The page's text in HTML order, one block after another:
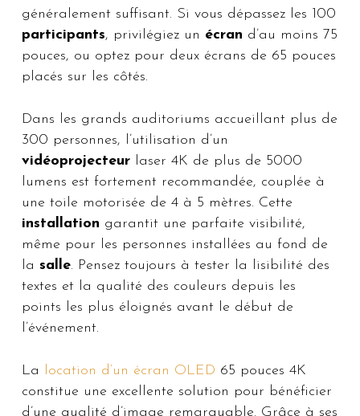
généralement suffisant. Si vous dépassez les 100
participants, privilégiez un écran d’au moins 75
pouces, ou optez pour deux écrans de 65 pouces
placés sur les côtés.
Dans les grands auditoriums accueillant plus de
300 personnes, l’utilisation d’un
vidéoprojecteurlaser 4K de plus de 5000
lumens est fortement recommandée, couplée à
une toile motorisée de 4 à 5 mètres. Cette
installation garantit une parfaite visibilité,
même pour les personnes installées au fond de
la salle. Pensez toujours à tester la lisibilité des
textes et la qualité des couleurs depuis les
points les plus éloignés avant le début de
l’événement.
La location d’un écran OLED 65 pouces 4K
constitue une excellente solution pour bénéficier
d’une qualité d’image remarquable. Grâce à ses